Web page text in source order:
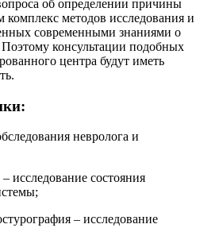
об определении причины
комплекс методов исследования и
современными знаниями о
консультации подобных
центра будут иметь
невролога и
исследование состояния
– исследование